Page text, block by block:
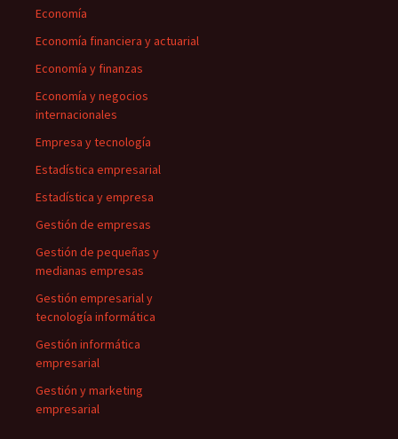
Economía
Economía financiera y actuarial
Economía y finanzas
Economía y negocios
internacionales
Empresa y tecnología
Estadística empresarial
Estadística y empresa
Gestión de empresas
Gestión de pequeñas y
medianas empresas
Gestión empresarial y
tecnología informática
Gestión informática
empresarial
Gestión y marketing
empresarial